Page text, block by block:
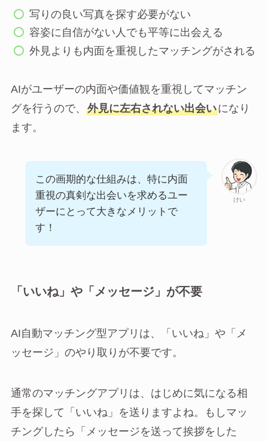
写りの良い写真を探す必要がない
容姿に自信がない人でも平等に出会える
外見よりも内面を重視したマッチングがされる
AIがユーザーの内面や価値観を重視してマッチン
グを行うので、 外見に左右されない出会いになり
ます。
けい
この画期的な仕組みは、特に内面
重視の真剣な出会いを求めるユー
ザーにとって大きなメリットで
す！
「いいね」や「メッセージ」が不要
AI自動マッチング型アプリは、「いいね」や「メ
ッセージ」のやり取りが不要です。
通常のマッチングアプリは、はじめに気になる相
手を探して「いいね」を送りますよね。もしマッ
チングしたら「メッセージを送って挨拶をした